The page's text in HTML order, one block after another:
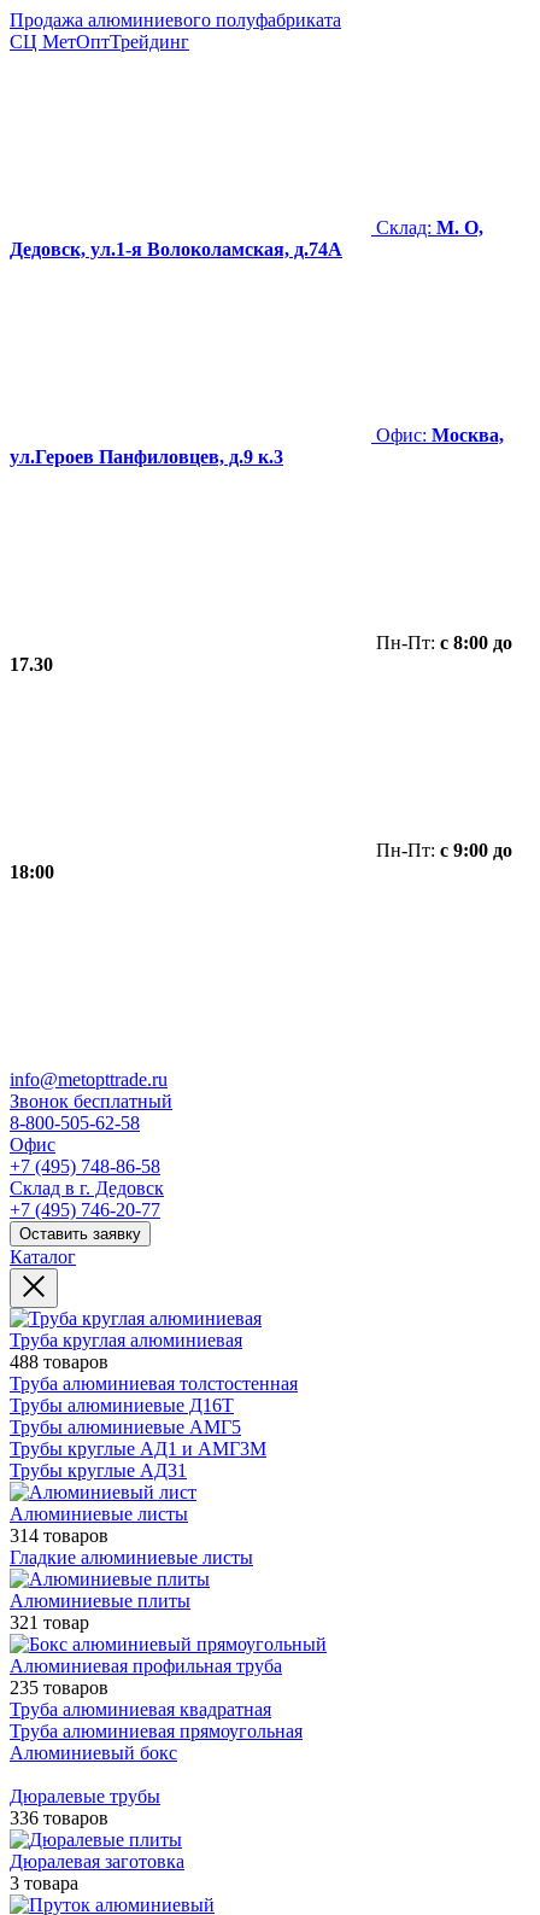
Продажа алюминиевого полуфабриката
СЦ МетОптТрейдинг
Склад: М. О,
Дедовск, ул.1-я Волоколамская, д.74А
Офис: Москва,
ул.Героев Панфиловцев, д.9 к.3
Пн-Пт: с 8:00 до
17.30
Пн-Пт: с 9:00 до
18:00
info@metopttrade.ru
Звонок бесплатный
8-800-505-62-58
Офис
+7 (495) 748-86-58
Склад в г. Дедовск
+7 (495) 746-20-77
Оставить заявку
Каталог
Труба круглая алюминиевая
488 товаров
Труба алюминиевая толстостенная
Трубы алюминиевые Д16Т
Трубы алюминиевые АМГ5
Трубы круглые АД1 и АМГ3М
Трубы круглые АД31
Алюминиевые листы
314 товаров
Гладкие алюминиевые листы
Алюминиевые плиты
321 товар
Алюминиевая профильная труба
235 товаров
Труба алюминиевая квадратная
Труба алюминиевая прямоугольная
Алюминиевый бокс
Дюралевые трубы
336 товаров
Дюралевая заготовка
3 товара